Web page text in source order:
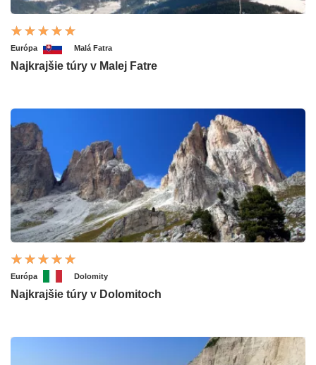
Európa Malá Fatra
Najkrajšie túry v Malej Fatre
Európa Dolomity
Najkrajšie túry v Dolomitoch